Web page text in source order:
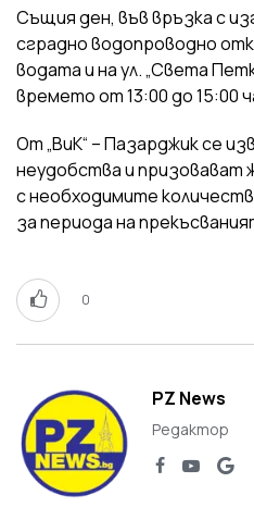
Същия ден, във връзка с
сградно водопроводно
водата и на ул. „Света
времето от 13:00 до 15:00
От „ВиК“ – Пазарджик се
неудобства и призовават
с необходимите
за периода на
0
PZ News
Редактор